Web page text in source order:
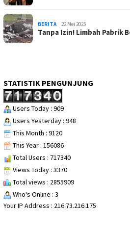
BERITA 22 Mei 2025
Tanpa Izin! Limbah Pabrik
STATISTIK PENGUNJUNG
Users Today : 909
Users Yesterday : 948
This Month : 9120
This Year : 156086
Total Users : 717340
Views Today : 3370
Total views : 2855909
Who's Online : 3
Your IP Address : 216.73.216.175